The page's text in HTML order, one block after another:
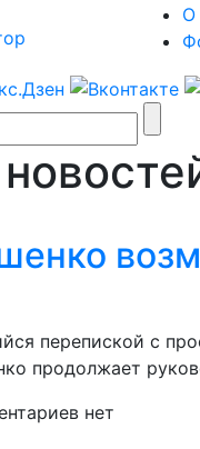
О
перепиской с
продолжает
нет